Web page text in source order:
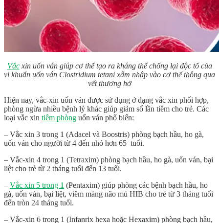
Vắcxin uốn ván giúp cơ thể tạo ra kháng thể chống lại độc tố của
vi khuẩn uốn ván Clostridium tetani xâm nhập vào cơ thể thông qua
vết thương hở
Hiện nay, vắc-xin uốn ván được sử dụng ở dạng vắc xin phối hợp,
phòng ngừa nhiều bệnh lý khác giúp giảm số lần tiêm cho trẻ. Các
loại vắc xin tiêm phòng uốn ván phổ biến:
– Vắc xin 3 trong 1 (Adacel và Boostris) phòng bạch hầu, ho gà,
uốn ván cho người từ 4 đến nhỏ hơn 65 tuổi.
– Vắc-xin 4 trong 1 (Tetraxim) phòng bạch hầu, ho gà, uốn ván, bại
liệt cho trẻ từ 2 tháng tuổi đến 13 tuổi.
– Vắc xin 5 trong 1 (Pentaxim) giúp phòng các bệnh bạch hầu, ho
gà, uốn ván, bại liệt, viêm màng não mủ HIB cho trẻ từ 3 tháng tuổi
đến tròn 24 tháng tuổi.
– Vắc-xin 6 trong 1 (Infanrix hexa hoặc Hexaxim) phòng bạch hầu,